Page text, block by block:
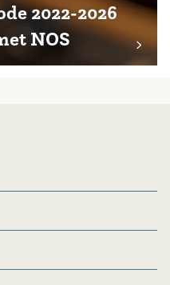
2022-2026
NOS